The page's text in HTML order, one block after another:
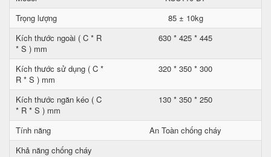
Trọng lượng
85 ± 10kg
Kích thước ngoài ( C * R
* S ) mm
630 * 425 * 445
Kích thước sử dụng ( C *
R * S ) mm
320 * 350 * 300
Kích thước ngăn kéo ( C
* R * S ) mm
130 * 350 * 250
Tính năng
An Toàn chống cháy
Khả năng chống cháy